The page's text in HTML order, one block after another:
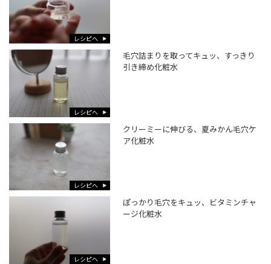
レシピへ
レシピへ
毛穴詰まりを取ってキュッ、すっきり
引き締め化粧水
レシピへ
クリーミーに伸びる、夏みかん毛穴ケ
ア化粧水
レシピへ
ぽっかり毛穴をキュッ、ビタミンチャ
ージ化粧水